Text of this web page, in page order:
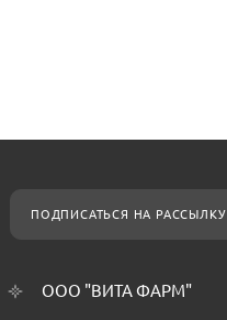
ПОДПИСАТЬСЯ НА РАССЫЛКУ
ООО "ВИТА ФАРМ"